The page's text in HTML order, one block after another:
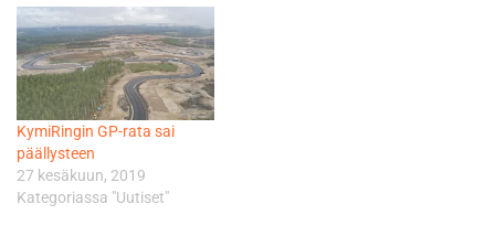
KymiRingin GP-rata sai
päällysteen
27 kesäkuun, 2019
Kategoriassa "Uutiset"